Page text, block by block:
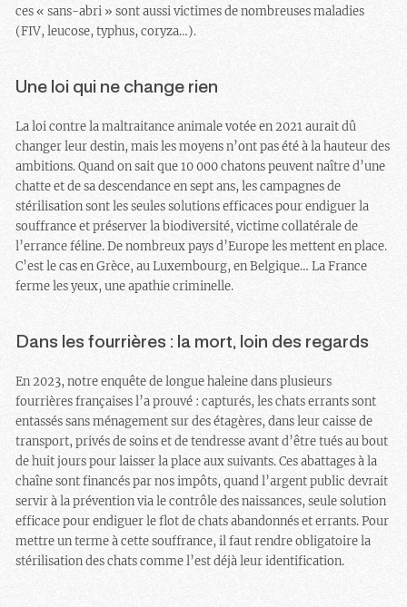
ces « sans-abri » sont aussi victimes de nombreuses maladies
(FIV, leucose, typhus, coryza…).
Une loi qui ne change rien
La loi contre la maltraitance animale votée en 2021 aurait dû
changer leur destin, mais les moyens n’ont pas été à la hauteur des
ambitions. Quand on sait que 10 000 chatons peuvent naître d’une
chatte et de sa descendance en sept ans, les campagnes de
stérilisation sont les seules solutions efficaces pour endiguer la
souffrance et préserver la biodiversité, victime collatérale de
l’errance féline. De nombreux pays d’Europe les mettent en place.
C’est le cas en Grèce, au Luxembourg, en Belgique… La France
ferme les yeux, une apathie criminelle.
Dans les fourrières : la mort, loin des regards
En 2023, notre enquête de longue haleine dans plusieurs
fourrières françaises l’a prouvé : capturés, les chats errants sont
entassés sans ménagement sur des étagères, dans leur caisse de
transport, privés de soins et de tendresse avant d’être tués au bout
de huit jours pour laisser la place aux suivants. Ces abattages à la
chaîne sont financés par nos impôts, quand l’argent public devrait
servir à la prévention via le contrôle des naissances, seule solution
efficace pour endiguer le flot de chats abandonnés et errants. Pour
mettre un terme à cette souffrance, il faut rendre obligatoire la
stérilisation des chats comme l’est déjà leur identification.